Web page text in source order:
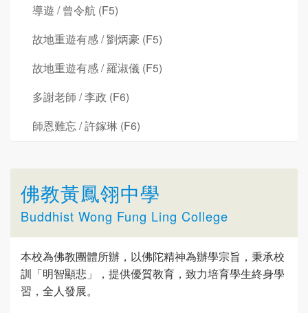
導遊 / 曾令航 (F5)
故地重遊有感 / 劉炳豪 (F5)
故地重遊有感 / 羅淑儀 (F5)
多謝老師 / 李政 (F6)
師恩難忘 / 許鎵琳 (F6)
佛教黃鳳翎中學
Buddhist Wong Fung Ling College
本校為佛教團體所辦，以佛陀精神為辦學宗旨，秉承校
訓「明智顯悲」，提供優質教育，致力培育學生終身學
習，全人發展。